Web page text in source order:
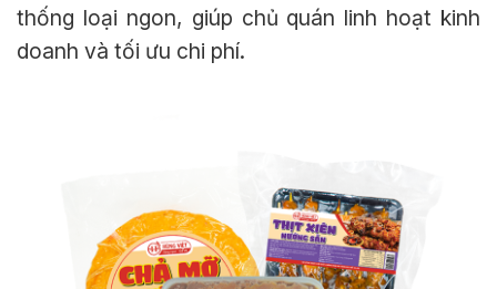
thống loại ngon, giúp chủ quán linh hoạt kinh
doanh và tối ưu chi phí.